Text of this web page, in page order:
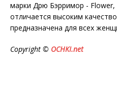
марки Дрю Бэрримор - Flower,
отличается высоким
предназначена для всех
Copyright © OCHKI.net